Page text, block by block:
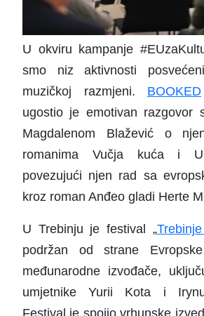
U okviru kampanje
smo niz aktivnosti
muzičkoj razmjeni. BOOKED
ugostio je emotivan razgovor
Magdalenom Blažević o
romanima Vučja kuća i
povezujući njen rad sa
kroz roman Anđeo gladi Herte
U Trebinju je festival „
podržan od strane
međunarodne izvođače,
umjetnike Yurii Kota i Irynu